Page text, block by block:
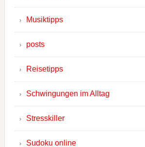
Musiktipps
posts
Reisetipps
Schwingungen im Alltag
Stresskiller
Sudoku online